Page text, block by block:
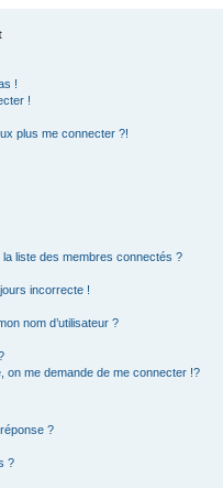
!
!
plus me connecter ?!
liste des membres connectés ?
incorrecte !
nom d’utilisateur ?
on me demande de me connecter !?
?
?